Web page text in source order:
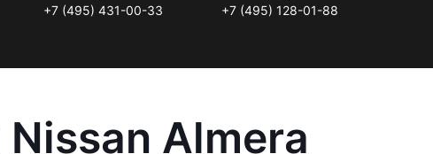
+7 (495) 431-00-33
+7 (495) 128-01-88
Almera